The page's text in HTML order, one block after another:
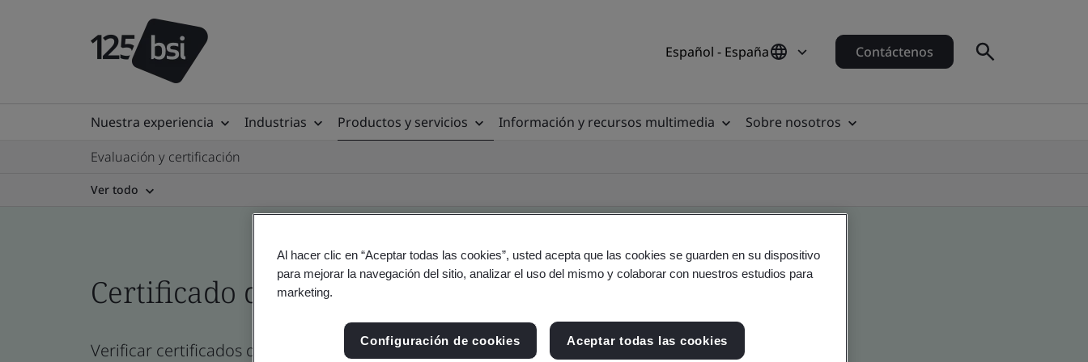
Español - España Contáctenos
Nuestra experiencia Industrias Productos y servicios Información y recursos multimedia
Sobre nosotros
Evaluación y certificación
Ver todo
Certificado del directorio de clientes
Verificar certificados de empresa, sitio y producto - Validación y Verificación
Al hacer clic en “Aceptar todas las cookies”, usted acepta que las cookies se guarden en su dispositivo
para mejorar la navegación del sitio, analizar el uso del mismo y colaborar con nuestros estudios para
marketing.
Configuración de cookies Aceptar todas las cookies